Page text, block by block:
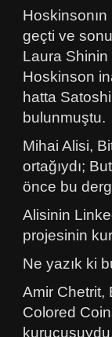
geçti ve
Laura Shinin
Hoskinson
hatta
bulunmuştu.
Mihai Alisi,
ortağıydı;
önce bu
Alisinin
projesinin
Ne yazık ki
Amir Chetrit,
Colored